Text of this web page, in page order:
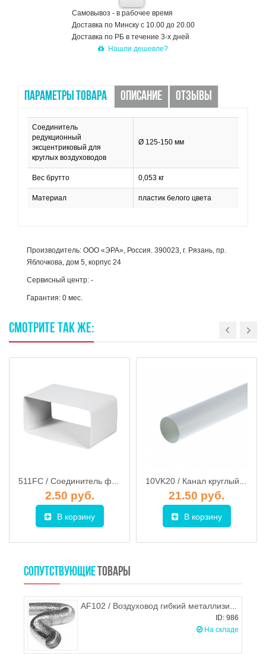
Самовывоз - в рабочее время
Доставка по Минску с 10.00 до 20.00
Доставка по РБ в течение 3-х дней
Нашли дешевле?
ПАРАМЕТРЫ ТОВАРА ОПИСАНИЕ ОТЗЫВЫ
Соединитель
редукционный
эксцентриковый для
круглых воздуховодов
Ø 125-150 мм
Вес брутто 0,053 кг
Материал пластик белого цвета
Производитель: ООО «ЭРА», Россия. 390023, г. Рязань, пр.
Яблочкова, дом 5, корпус 24
Сервисный центр: -
Гарантия: 0 мес.
СМОТРИТЕ ТАКЖЕ:
511FC / Соединитель фасонных частей для плоских воздуховодов, ЭРА
2.50 руб.
В корзину
10VK20 / Канал круглый 100мм 2м, STORM
21.50 руб.
В корзину
СОПУТСТВУЮЩИЕ ТОВАРЫ
AF102 / Воздуховод гибкий металлизированный (гофра) d.102, ЭРА
ID: 986
На складе